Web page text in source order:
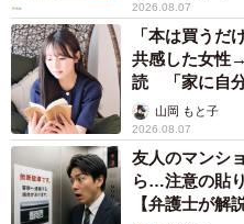
2026.08.07
「本は買うだ
共感した女性
読 「家に自分
山岡 もと子
2026.08.07
友人のマンシ
ら…注意の貼
【弁護士が解説